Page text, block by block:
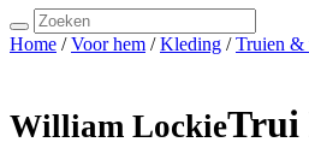
Search
for:
Home /Voor hem /Kleding /Truien &
William LockieTrui